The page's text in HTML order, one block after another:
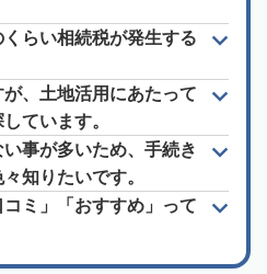
らい相続税が発生する
、土地活用にあたって
ています。
事が多いため、手続き
知りたいです。
コミ」「おすすめ」って